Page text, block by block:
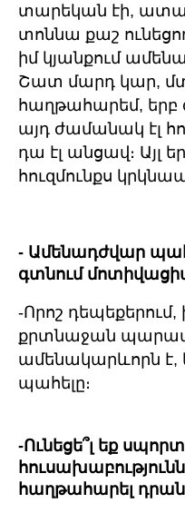
տարեկան էի,
տոննա քաշ
իմ կյանքում
Շատ մարդ կար,
հաղթահարեմ, երբ
այդ ժամանակ էլ
դա էլ անցավ։ Այլ
հուզմունքս
- Ամենադժվար
գտնում
-Որոշ
քրտնաջան
ամենակարևորն է,
պահելը։
-Ունեցե՞լ եք
հաղթահարել